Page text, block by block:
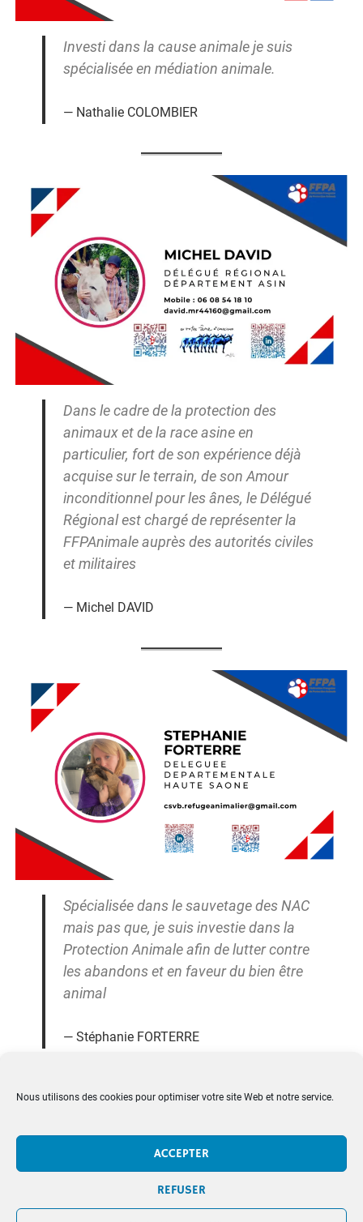
Nous utilisons des cookies pour optimiser votre site Web et notre service.
ACCEPTER
REFUSER
Investi dans la cause animale je suis
spécialisée en médiation animale.
Nathalie COLOMBIER
Dans le cadre de la protection des
animaux et de la race asine en
particulier, fort de son expérience déjà
acquise sur le terrain, de son Amour
inconditionnel pour les ânes, le Délégué
Régional est chargé de représenter la
FFPAnimale auprès des autorités civiles
et militaires
Michel DAVID
Spécialisée dans le sauvetage des NAC
mais pas que, je suis investie dans la
Protection Animale afin de lutter contre
les abandons et en faveur du bien être
animal
Stéphanie FORTERRE
A PROPOS
CONTACTEZ NOUS
MENTIONS LÉGALES